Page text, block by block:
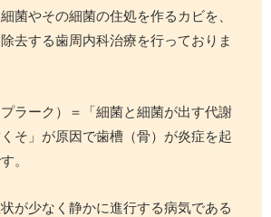
菌やその細菌の住処を作るカビを、
去する歯周内科治療を行っておりま
ラーク）＝「細菌と細菌が出す代謝
そ」が原因で歯槽（骨）が炎症を起
。
が少なく静かに進行する病気である